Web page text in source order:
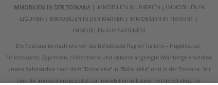
IMMOBILIEN IN DER TOSKANA | IMMOBILIEN IN UMBRIEN | IMMOBILIEN IN
LIGURIEN | IMMOBILIEN IN DEN MARKEN | IMMOBILIEN IN PIEMONT |
IMMOBILIEN AUF SARDINIEN
Die Toskana ist nach wie vor die beliebteste Region Italiens – Hügelketten,
Pinienbäume, Zypressen, Olivenhaine und akkurat angelegte Weinberge erwecken
unsere Sehnsüchte nach dem “Dolce Vita“ in “Bella Italia“ und in der Toskana. Wir
sind Ihr Immobilienspezialist für Immobilien in Italien, mit dem Fokus für